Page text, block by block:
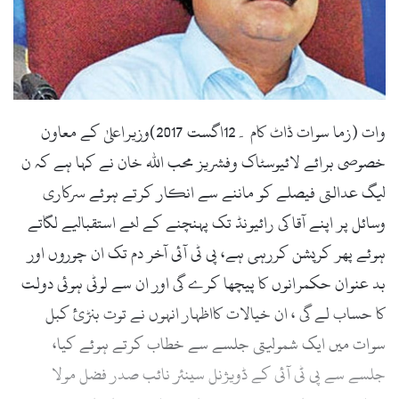
l
وات (زما سوات ڈاٹ کام ۔12اگست 2017)وزیراعلیٰ کے معاون
خصوصی برائے لائیوسٹاک وفشریز محب اللہ خان نے کہا ہے کہ ن
لیگ عدالتی فیصلے کو ماننے سے انکار کرتے ہوئے سرکاری
وسائل پر اپنے آقا کی رائیونڈ تک پہنچنے کے لئے استقبالیے لگاتے
ہوئے پھر کرپشن کررہی ہے، پی ٹی آئی آخر دم تک ان چوروں اور
بد عنوان حکمرانوں کا پیچھا کرے گی اور ان سے لوٹی ہوئی دولت
کا حساب لے گی ، ان خیالات کااظہار انہوں نے توت بنڑئ کبل
سوات میں ایک شمولیتی جلسے سے خطاب کرتے ہوئے کیا،
جلسے سے پی ٹی آئی کے ڈویژنل سینئر نائب صدر فضل مولا